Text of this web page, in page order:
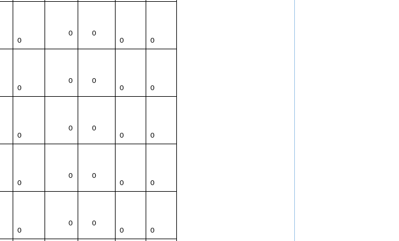
0
0
0
0
0
0
0
0
0
0
0
0
0
0
0
0
0
0
0
0
0
0
0
0
0